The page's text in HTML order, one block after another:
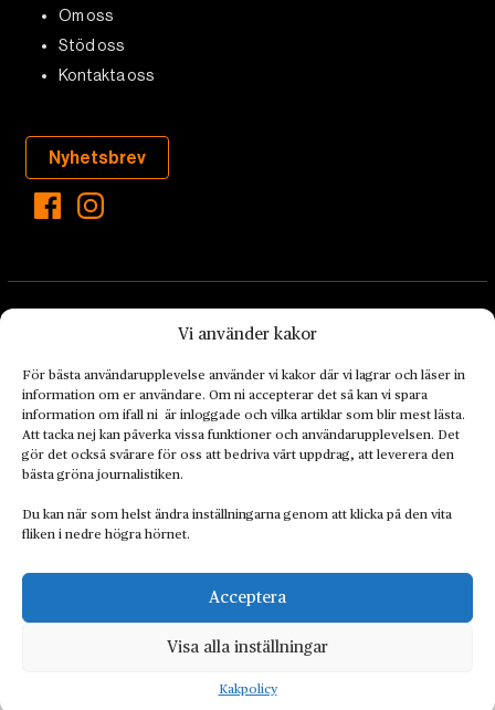
Vi använder kakor
För bästa användarupplevelse använder vi kakor där vi lagrar och läser in
information om er användare. Om ni accepterar det så kan vi spara
information om ifall ni är inloggade och vilka artiklar som blir mest lästa.
Att tacka nej kan påverka vissa funktioner och användarupplevelsen. Det
gör det också svårare för oss att bedriva vårt uppdrag, att leverera den
bästa gröna journalistiken.
Du kan när som helst ändra inställningarna genom att klicka på den vita
fliken i nedre högra hörnet.
Acceptera
Visa alla inställningar
Kakpolicy
Om oss
Stöd oss
Kontakta oss
Nyhetsbrev
Landets Fria Tidning är en nyhetstidning med bred bevakning av
det viktigaste som händer lokalt och globalt och med fokus på
omställningsrörelsen. En omställning till ett hållbart samhälle går
både via starka och lika rättigheter för alla människor, minskade
ekonomiska och sociala klyftor, samt utrymme för allt levande att
utvecklas och frodas.